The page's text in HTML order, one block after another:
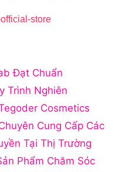
store
Đạt Chuẩn
Trình Nghiên
Cosmetics
Cung Cấp Các
Tại Thị Trường
Phẩm Chăm Sóc